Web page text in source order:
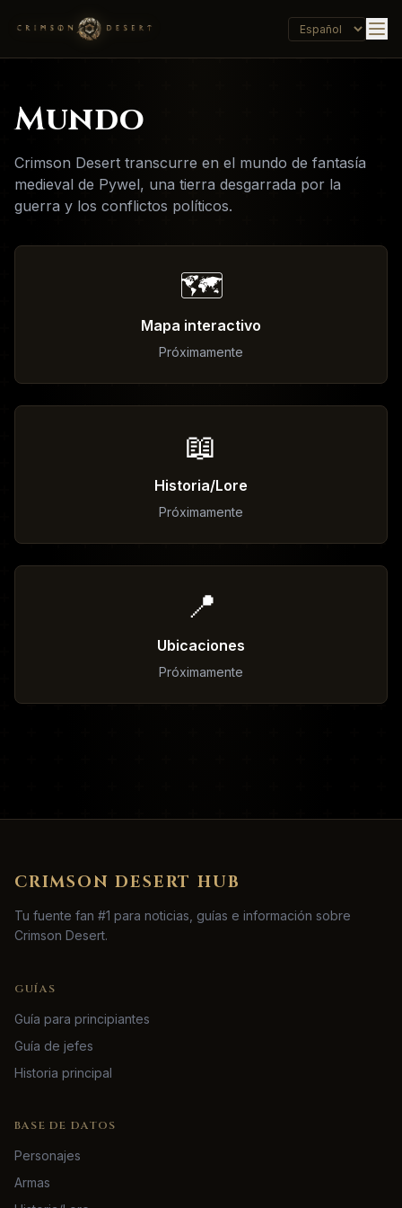
Mundo
Crimson Desert transcurre en el mundo de fantasía
medieval de Pywel, una tierra desgarrada por la
guerra y los conflictos políticos.
🗺️
Mapa interactivo
Próximamente
📖
Historia/Lore
Próximamente
📍
Ubicaciones
Próximamente
CRIMSON DESERT HUB
Tu fuente fan #1 para noticias, guías e información sobre
Crimson Desert.
GUÍAS
Guía para principiantes
Guía de jefes
Historia principal
BASE DE DATOS
Personajes
Armas